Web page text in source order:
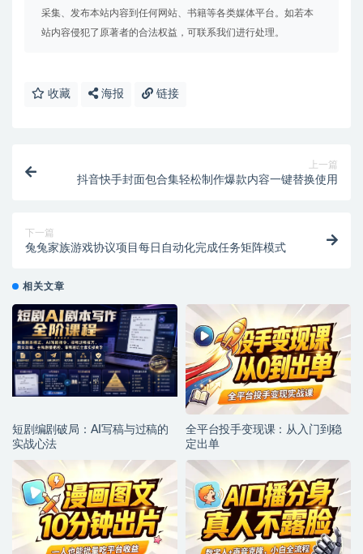
采集、发布本站内容到任何网站、书籍等各类媒体平台。如若本
站内容侵犯了原著者的合法权益，可联系我们进行处理。
收藏 海报 链接
上一篇
抖音快手封面包合集轻松制作爆款内容一键替换使用
下一篇
兔兔家族游戏协议项目每日自动化完成任务矩阵模式
相关文章
短剧编剧破局：AI写稿与过稿的
实战心法
全平台投手变现课：从入门到稳
定出单